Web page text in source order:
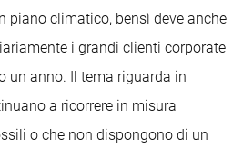
piano climatico, bensì deve anche
i grandi clienti corporate
un anno. Il tema riguarda in
a ricorrere in misura
o che non dispongono di un